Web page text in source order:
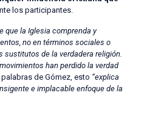
los participantes.
que la Iglesia comprenda y
no en términos sociales o
de la verdadera religión.
han perdido la verdad
palabras de Gómez, esto “explica
e implacable enfoque de la